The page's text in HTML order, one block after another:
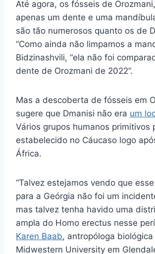
Até agora, os fósseis de
apenas um dente e uma
são tão numerosos quanto os de
“Como ainda não limpamos a
Bidzinashvili, “ela não foi
dente de Orozmani de 2022”.
Mas a descoberta de fósseis em
sugere que Dmanisi não era um
Vários grupos humanos primitivos
estabelecido no Cáucaso logo
África.
“Talvez estejamos vendo que
para a Geórgia não foi um
mas talvez tenha havido uma
ampla do Homo erectus nesse
Karen Baab, antropóloga biológica
Midwestern University em